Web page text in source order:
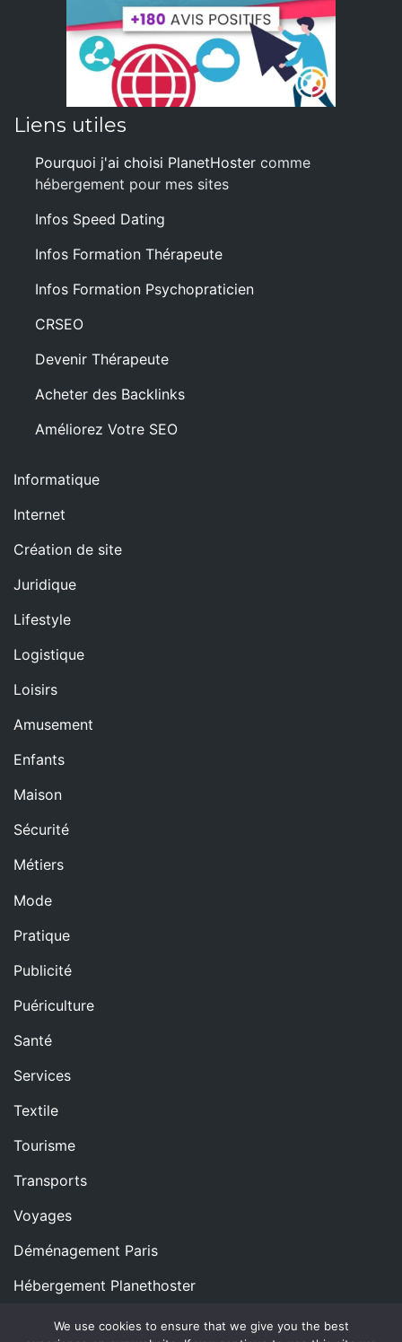
Liens utiles
Pourquoi j'ai choisi PlanetHoster comme
hébergement pour mes sites
Infos Speed Dating
Infos Formation Thérapeute
Infos Formation Psychopraticien
CRSEO
Devenir Thérapeute
Acheter des Backlinks
Améliorez Votre SEO
Informatique
Internet
Création de site
Juridique
Lifestyle
Logistique
Loisirs
Amusement
Enfants
Maison
Sécurité
Métiers
Mode
Pratique
Publicité
Puériculture
Santé
Services
Textile
Tourisme
Transports
Voyages
Déménagement Paris
Hébergement Planethoster
We use cookies to ensure that we give you the best